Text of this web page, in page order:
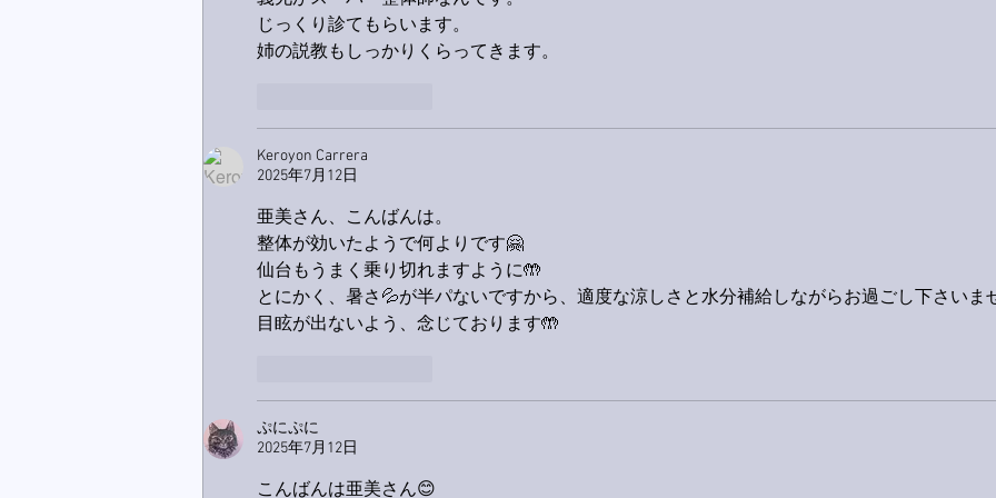
じっくり診てもらいます。
姉の説教もしっかりくらってきます。
Keroyon Carrera
2025年7月12日
亜美さん、こんばんは。
整体が効いたようで何よりです🤗
仙台もうまく乗り切れますように🤲
とにかく、暑さ💦が半パないですから、適度な涼しさと水分補給しながらお過ごし下さいま
目眩が出ないよう、念じております🤲
ぷにぷに
2025年7月12日
こんばんは亜美さん😊